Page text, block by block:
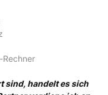
Rechner
sind, handelt es sich